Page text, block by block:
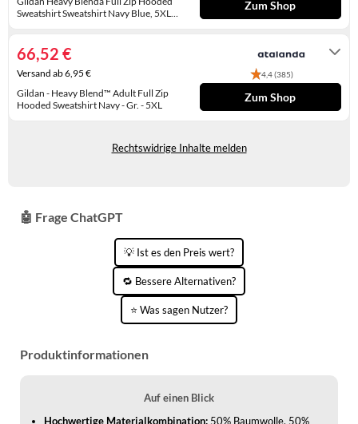
TREKKINGSANDALEN
WINTERSCHUHE
Sweatshirt Sweatshirt Navy Blue, 5XL
Zum Shop
Gildan - Heavy Blend™ Adult Full Zip
Hooded Sweatshirt Navy - Gr. - 5XL
4,4 (385)
66,52 €
Versand ab 6,95 €
Zum Shop
Rechtswidrige Inhalte melden
🤖 Frage ChatGPT
💡 Ist es den Preis wert?
🔁 Bessere Alternativen?
⭐ Was sagen Nutzer?
Produktinformationen
Auf einen Blick
Hochwertige Materialkombination: 50% Baumwolle, 50%